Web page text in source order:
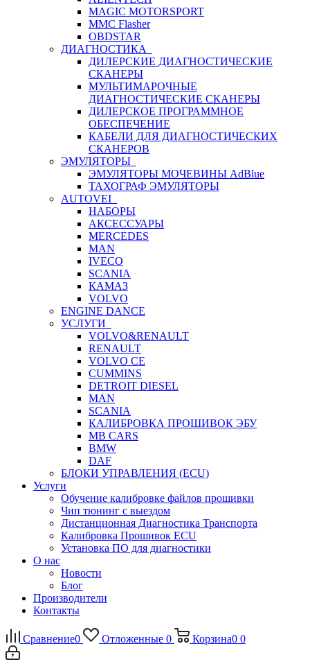
MAGIC MOTORSPORT
MMC Flasher
OBDSTAR
ДИАГНОСТИКА
ДИЛЕРСКИЕ ДИАГНОСТИЧЕСКИЕ
СКАНЕРЫ
МУЛЬТИМАРОЧНЫЕ
ДИАГНОСТИЧЕСКИЕ СКАНЕРЫ
ДИЛЕРСКОЕ ПРОГРАММНОЕ
ОБЕСПЕЧЕНИЕ
КАБЕЛИ ДЛЯ ДИАГНОСТИЧЕСКИХ
СКАНЕРОВ
ЭМУЛЯТОРЫ
ЭМУЛЯТОРЫ МОЧЕВИНЫ АdBlue
ТАХОГРАФ ЭМУЛЯТОРЫ
AUTOVEI
НАБОРЫ
АКСЕССУАРЫ
MERCEDES
MAN
IVECO
SCANIA
КАМАЗ
VOLVO
ENGINE DANCE
УСЛУГИ
VOLVO&RENAULT
RENAULT
VOLVO CE
CUMMINS
DETROIT DIESEL
MAN
SCANIA
КАЛИБРОВКА ПРОШИВОК ЭБУ
MB CARS
BMW
DAF
БЛОКИ УПРАВЛЕНИЯ (ECU)
Услуги
Обучение калибровке файлов прошивки
Чип тюнинг с выездом
Дистанционная Диагностика Транспорта
Калибровка Прошивок ECU
Установка ПО для диагностики
О нас
Новости
Блог
Производители
Контакты
Сравнение0 Отложенные 0 Корзина0 0